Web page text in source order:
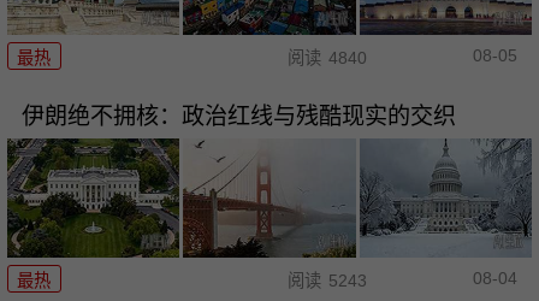
最热 阅读 4840 08-05
伊朗绝不拥核：政治红线与残酷现实的交织
最热 阅读 5243 08-04